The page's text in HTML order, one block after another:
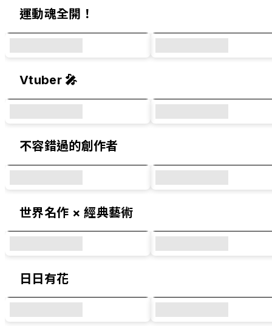
運動魂全開！
Vtuber 🎤
不容錯過的創作者
世界名作 × 經典藝術
日日有花